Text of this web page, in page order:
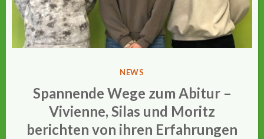
VERÖFFENTLICHT
NEWS
Spannende Wege zum Abitur –
Vivienne, Silas und Moritz
berichten von ihren Erfahrungen